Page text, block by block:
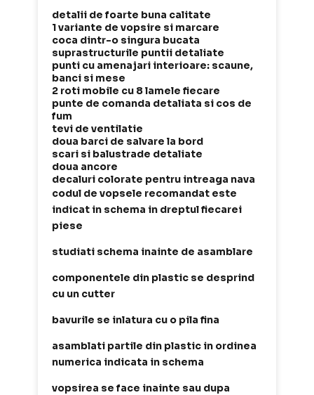
detalii de foarte buna calitate
1 variante de vopsire si marcare
coca dintr-o singura bucata
suprastructurile puntii detaliate
punti cu amenajari interioare: scaune,
banci si mese
2 roti mobile cu 8 lamele fiecare
punte de comanda detaliata si cos de
fum
tevi de ventilatie
doua barci de salvare la bord
scari si balustrade detaliate
doua ancore
decaluri colorate pentru intreaga nava
codul de vopsele recomandat este
indicat in schema in dreptul fiecarei
piese
studiati schema inainte de asamblare
componentele din plastic se desprind
cu un cutter
bavurile se inlatura cu o pila fina
asamblati partile din plastic in ordinea
numerica indicata in schema
vopsirea se face inainte sau dupa